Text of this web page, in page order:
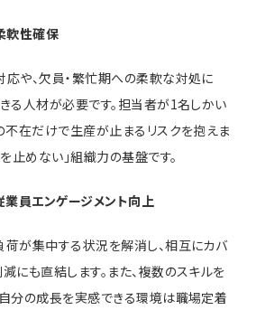
軟性確保
や、欠員・繁忙期への柔軟な対処に
る人材が必要です。担当者が1名しかい
不在だけで生産が止まるリスクを抱えま
止めない」組織力の基盤です。
業員エンゲージメント向上
が集中する状況を解消し、相互にカバ
にも直結します。また、複数のスキルを
分の成長を実感できる環境は職場定着